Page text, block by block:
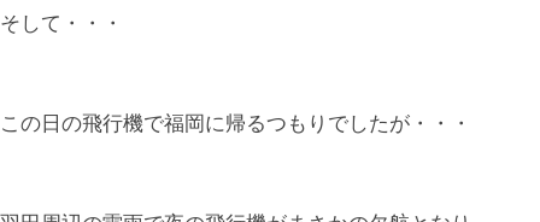
そして・・・
この日の飛行機で福岡に帰るつもりでしたが・・・